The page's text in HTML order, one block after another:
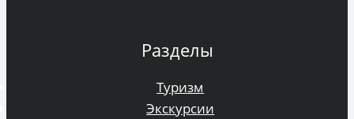
Разделы
Туризм
Экскурсии